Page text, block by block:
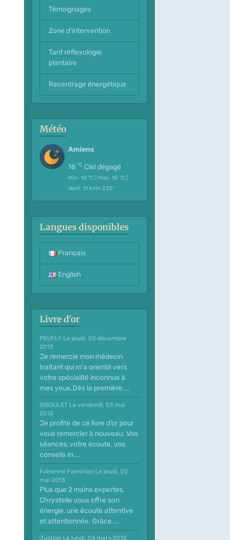
Témoignages
Zone d'intervention
Tarif réflexologie
plantaire
Recentrage énergétique
Météo
Amiens
18 °CCiel dégagé
Min: 18 °C | Max: 18 °C |
Vent: 11 kmh 235°
Langues disponibles
Français
English
Livre d'or
PEUFLY Le jeudi, 05 décembre
2013
Je remercie mon médecin
traitant qui m'a orienté vers
votre spécialité inconnue à
mes yeux.Dès la première ...
GIBOULET Le vendredi, 03 mai
2013
Je profite de ce livre d’or pour
vous remercier à nouveau. Vos
séances, votre écoute, vos
conseils m ...
Fabienne Famchon Le jeudi, 02
mai 2013
Plus que 2 mains expertes,
Chrystelle vous offre son
énergie, une écoute attentive
et attentionnée. Grâce ...
Justine Le lundi, 04 mars 2013